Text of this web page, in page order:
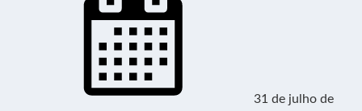
31 de julho de